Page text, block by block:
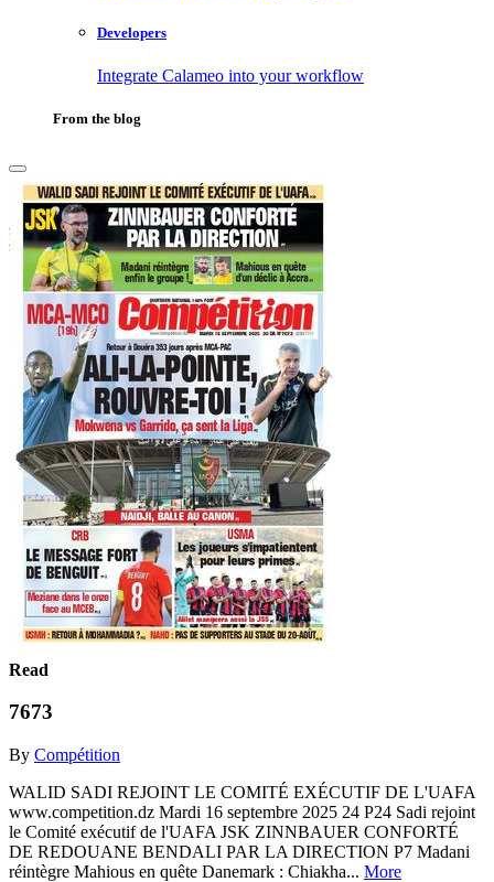
Developers
Integrate Calameo into your workflow
From the blog
Read
7673
By Compétition
WALID SADI REJOINT LE COMITÉ EXÉCUTIF DE L'UAFA
www.competition.dz Mardi 16 septembre 2025 24 P24 Sadi rejoint
le Comité exécutif de l'UAFA JSK ZINNBAUER CONFORTÉ
DE REDOUANE BENDALI PAR LA DIRECTION P7 Madani
réintègre Mahious en quête Danemark : Chiakha... More